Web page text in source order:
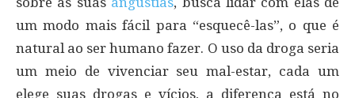
um modo mais fácil para “esquecê-las”, o que é
natural ao ser humano fazer. O uso da droga seria
um meio de vivenciar seu mal-estar, cada um
elege suas drogas e vícios, a diferença está no